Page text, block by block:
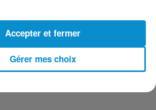
[AVS] Les abeilles, un trésor pour notre
santé ! - Pr Henri Joyeux
Gérer mes choix
Accepter et fermer